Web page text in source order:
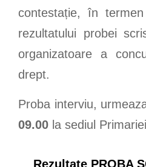
contestație, în
rezultatului probei
organizatoare a
drept.
Proba interviu,
09.00 la sediul
Rezultate PROBA